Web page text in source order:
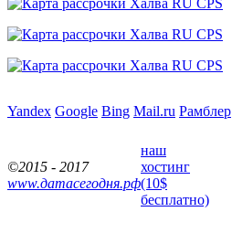
Yandex Google Bing Mail.ru Рамблер
©2015 - 2017
www.датасегодня.рф
наш
хостинг
(10$
бесплатно)